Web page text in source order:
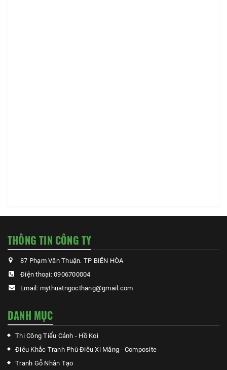
THÔNG TIN CÔNG TY
87 Phạm Văn Thuận. TP BIÊN HÒA
Điện thoại: 0906700004
Email: mythuatngocthang@gmail.com
DANH MỤC
Thi Công Tiểu Cảnh - Hồ Koi
Điêu Khắc Tranh Phù Điêu Xi Măng - Composite
Tranh Gỗ Nhân Tạo